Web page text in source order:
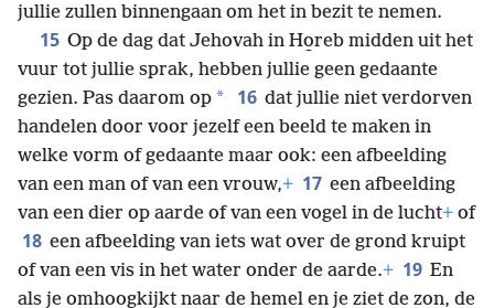
jullie zullen binnengaan om het in bezit te nemen.
15 Op de dag dat Jehovah in Ho̱reb midden uit het
vuur tot jullie sprak, hebben jullie geen gedaante
gezien. Pas daarom op * 16 dat jullie niet verdorven
handelen door voor jezelf een beeld te maken in
welke vorm of gedaante maar ook: een afbeelding
van een man of van een vrouw,+ 17 een afbeelding
van een dier op aarde of van een vogel in de lucht+ of
18 een afbeelding van iets wat over de grond kruipt
of van een vis in het water onder de aarde.+ 19 En
als je omhoogkijkt naar de hemel en je ziet de zon, de